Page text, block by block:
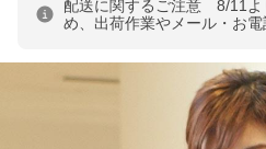
配送に関するご注意 8/11よ
め、出荷作業やメール・お